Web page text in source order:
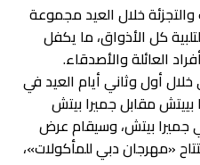
خلال العيد مجموعة
كل الأذواق، ما يكفل
العائلة والأصدقاء.
خلال أول وثاني أيام العيد في
بييتش مقابل جميرا بيتش
جميرا بيتش، وسيقام عرض
«مهرجان دبي للمأكولات»،